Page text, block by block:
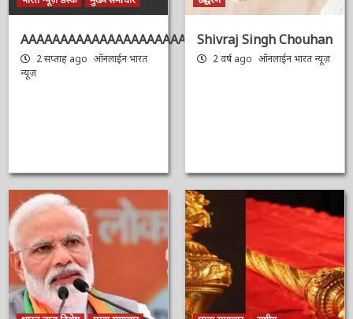
AAAAAAAAAAAAAAAAAAAAAAAAAAAAAAAAA
Shivraj Singh